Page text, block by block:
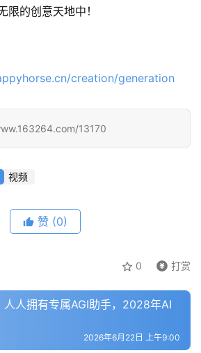
限的创意天地中！
creation/generation
13170
视频
赞 (0)
0 打赏
人人拥有专属AGI助手，2028年AI
2026年6月22日 上午9:00